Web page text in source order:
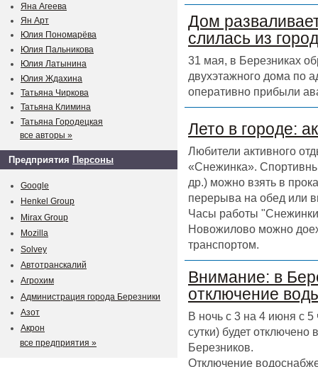
Дом
слилась из
31 мая, в Березниках
двухэтажного дома по
оперативно прибыли
Лето в городе:
Любители активного
«Снежинка».
др.) можно взять в
перерыва на обед или
Часы работы
Новожилово можно
транспортом.
Внимание: в
отключение
В ночь с 3 на 4 июня с 5
сутки) будет
Березников.
Отключение
Яна Агеева
Ян Арт
Юлия Пономарёва
Юлия Пальникова
Юлия Латынина
Юлия Ждахина
Татьяна Чиркова
Татьяна Климина
Татьяна Городецкая
все авторы »
Предприятия Персоны
Google
Henkel Group
Mirax Group
Mozilla
Solvey
Автотранскалий
Агрохим
Администрация города Березники
Азот
Акрон
все предприятия »